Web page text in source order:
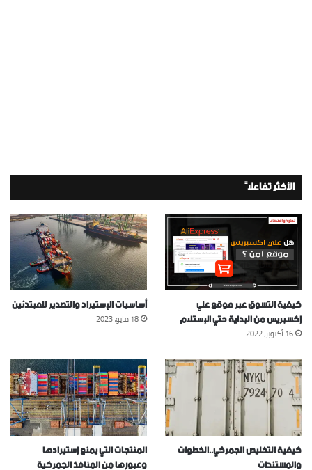
الأكثر تفاعلاً
كيفية التسوق عبر موقع علي
إكسبريس من البداية حتي الإستلام
16 أكتوبر، 2022
أساسيات الإستيراد والتصدير للمبتدئين
18 مايو، 2023
كيفية التخليص الجمركي..الخطوات المنتجات التي يمنع إستيرادها